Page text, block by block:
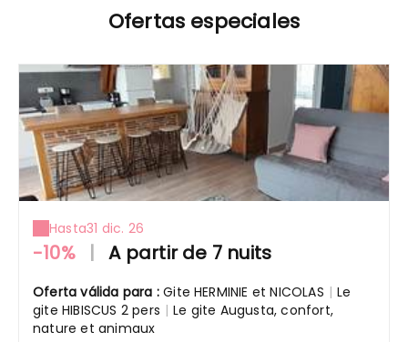
Ofertas especiales
Hasta31 dic. 26
-10% | A partir de 7 nuits
Oferta válida para :Gite HERMINIE et NICOLAS | Le
gite HIBISCUS 2 pers | Le gite Augusta, confort,
nature et animaux